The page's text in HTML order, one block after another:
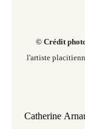
© Crédit
l'artiste
Catherine